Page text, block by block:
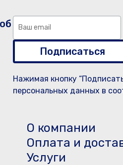
Подписаться
Нажимая кнопку
персональных данных в
О компании
Оплата и
Услуги